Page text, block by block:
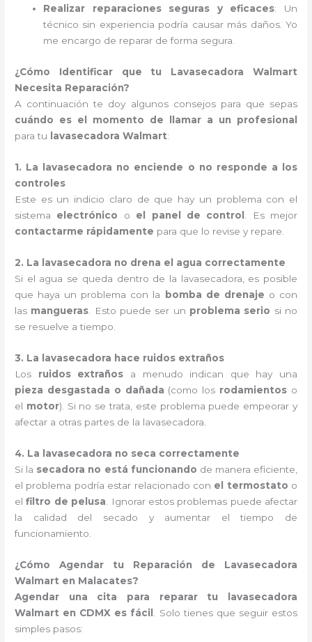
Realizar reparaciones seguras y eficaces: Un
técnico sin experiencia podría causar más daños. Yo
me encargo de reparar de forma segura.
¿Cómo Identificar que tu Lavasecadora Walmart
Necesita Reparación?
A continuación te doy algunos consejos para que sepas
cuándo es el momento de llamar a un profesional
para tu
lavasecadora Walmart:
1. La lavasecadora no enciende o no responde a los
controles
Este es un indicio claro de que hay un problema con el
sistema electrónico o el panel de control
. Es mejor
contactarme rápidamente para que lo revise y repare.
2. La lavasecadora no drena el agua correctamente
Si el agua se queda dentro de la lavasecadora, es posible
que haya un problema con la
bomba de drenaje o con
las mangueras . Esto puede ser un problema serio si no
se resuelve a tiempo.
3. La lavasecadora hace ruidos extraños
Los ruidos extraños a menudo indican que hay una
pieza desgastada o dañada (como los rodamientos o
el motor). Si no se trata, este problema puede empeorar y
afectar a otras partes de la lavasecadora.
4. La lavasecadora no seca correctamente
Si la secadora no está funcionando de manera eficiente,
el problema podría estar relacionado con el termostato o
elfiltro de pelusa . Ignorar estos problemas puede afectar
la calidad del secado y aumentar el tiempo de
funcionamiento.
¿Cómo Agendar tu Reparación de Lavasecadora
Walmart en Malacates?
Agendar una cita para reparar tu lavasecadora
Walmart en CDMX es fácil
. Solo tienes que seguir estos
simples pasos: